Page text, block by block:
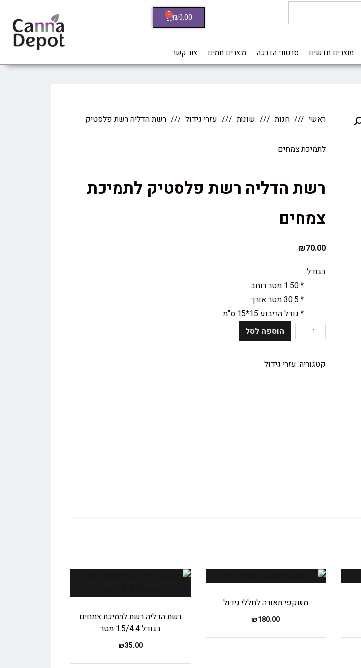
₪0.00
0
מוצרים חדשים סרטוני הדרכה מוצרים חמים צור קשר
ראשי חנות שונות עזרי גידול רשת הדליה רשת פלסטיק
לתמיכת צמחים
רשת הדליה רשת פלסטיק לתמיכת
צמחים
₪70.00
בגודל:
* 1.50 מטר רוחב
* 30.5 מטר אורך
* גודל הריבוע 15*15 ס"מ
הוספה לסל
קטגוריה: עזרי גידול
משקפי תאורה לחללי גידול
₪180.00
רשת הדליה רשת לתמיכת צמחים
בגודל 1.5/4.4 מטר
₪35.00